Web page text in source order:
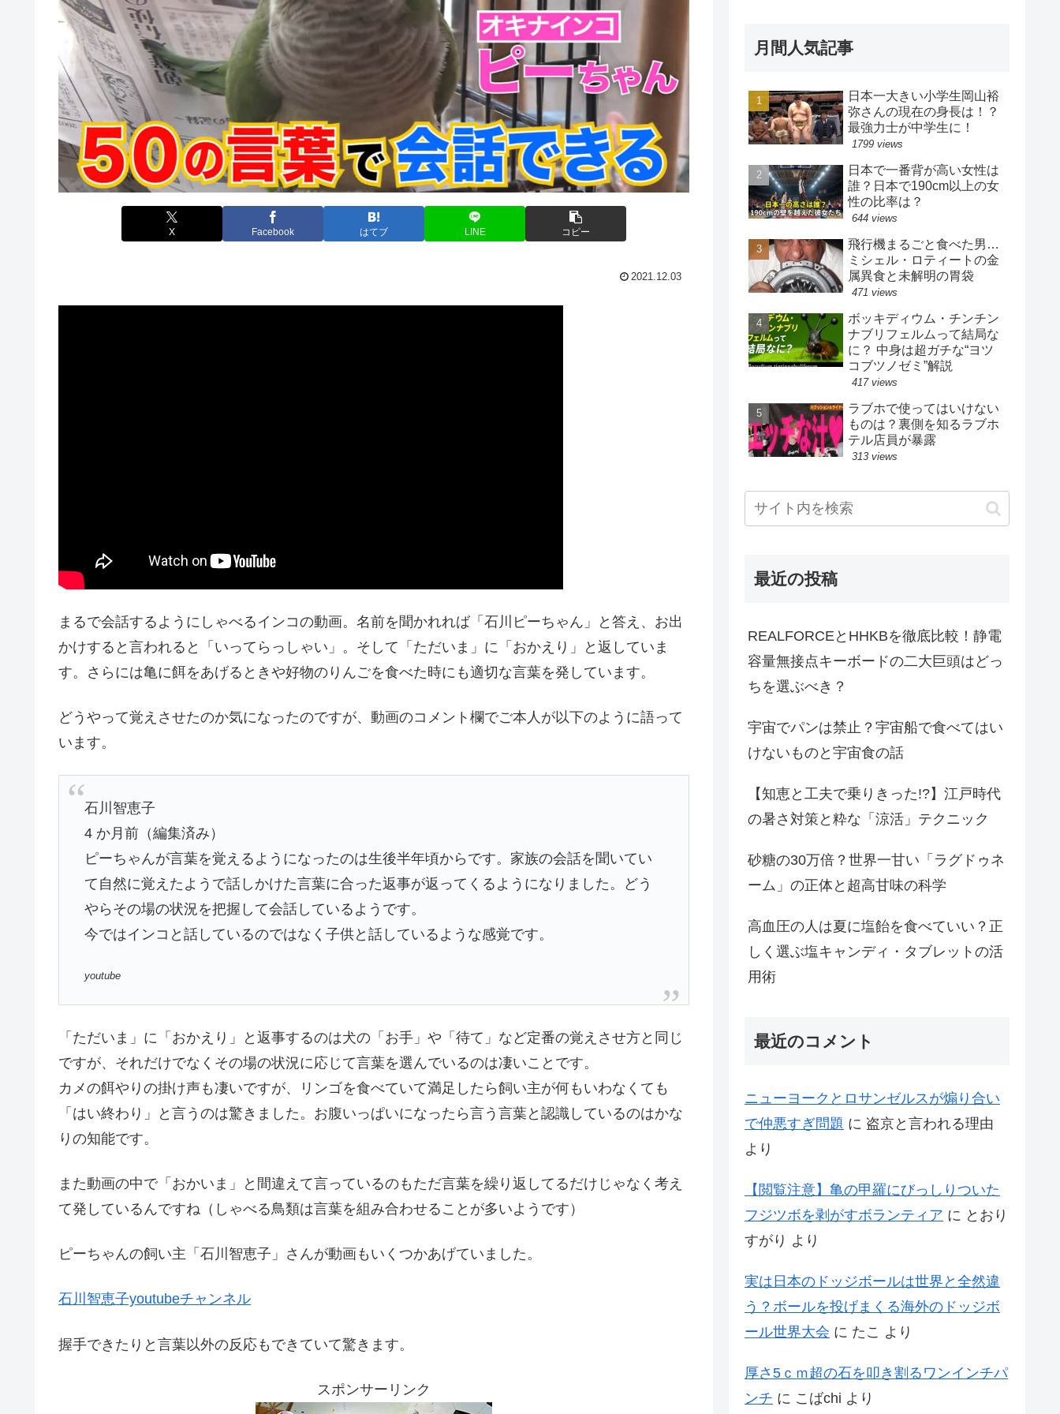
X Facebook はてブ LINE コピー
2021.12.03
まるで会話するようにしゃべるインコの動画。名前を聞かれれば「石川ピーちゃん」と答え、お出
かけすると言われると「いってらっしゃい」。そして「ただいま」に「おかえり」と返していま
す。さらには亀に餌をあげるときや好物のりんごを食べた時にも適切な言葉を発しています。
どうやって覚えさせたのか気になったのですが、動画のコメント欄でご本人が以下のように語って
います。
石川智恵子
4 か月前（編集済み）
ピーちゃんが言葉を覚えるようになったのは生後半年頃からです。家族の会話を聞いてい
て自然に覚えたようで話しかけた言葉に合った返事が返ってくるようになりました。どう
やらその場の状況を把握して会話しているようです。
今ではインコと話しているのではなく子供と話しているような感覚です。
youtube
「ただいま」に「おかえり」と返事するのは犬の「お手」や「待て」など定番の覚えさせ方と同じ
ですが、それだけでなくその場の状況に応じて言葉を選んでいるのは凄いことです。
カメの餌やりの掛け声も凄いですが、リンゴを食べていて満足したら飼い主が何もいわなくても
「はい終わり」と言うのは驚きました。お腹いっぱいになったら言う言葉と認識しているのはかな
りの知能です。
また動画の中で「おかいま」と間違えて言っているのもただ言葉を繰り返してるだけじゃなく考え
て発しているんですね（しゃべる鳥類は言葉を組み合わせることが多いようです）
ピーちゃんの飼い主「石川智恵子」さんが動画もいくつかあげていました。
石川智恵子youtubeチャンネル
握手できたりと言葉以外の反応もできていて驚きます。
スポンサーリンク
月間人気記事
日本一大きい小学生岡山裕
弥さんの現在の身長は！？
最強力士が中学生に！
1799 views
日本で一番背が高い女性は
誰？日本で190cm以上の女
性の比率は？
644 views
飛行機まるごと食べた男…
ミシェル・ロティートの金
属異食と未解明の胃袋
471 views
ボッキディウム・チンチン
ナブリフェルムって結局な
に？ 中身は超ガチな“ヨツ
コブツノゼミ”解説
417 views
ラブホで使ってはいけない
ものは？裏側を知るラブホ
テル店員が暴露
313 views
最近の投稿
REALFORCEとHHKBを徹底比較！静電
容量無接点キーボードの二大巨頭はどっ
ちを選ぶべき？
宇宙でパンは禁止？宇宙船で食べてはい
けないものと宇宙食の話
【知恵と工夫で乗りきった!?】江戸時代
の暑さ対策と粋な「涼活」テクニック
砂糖の30万倍？世界一甘い「ラグドゥネ
ーム」の正体と超高甘味の科学
高血圧の人は夏に塩飴を食べていい？正
しく選ぶ塩キャンディ・タブレットの活
用術
最近のコメント
ニューヨークとロサンゼルスが煽り合い
で仲悪すぎ問題 に 盗京と言われる理由
より
【閲覧注意】亀の甲羅にびっしりついた
フジツボを剥がすボランティア に とおり
すがり より
実は日本のドッジボールは世界と全然違
う？ボールを投げまくる海外のドッジボ
ール世界大会 に たこ より
厚さ5ｃｍ超の石を叩き割るワンインチパ
ンチ に こばchi より